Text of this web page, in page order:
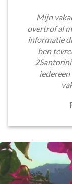
Mijn
overtrof al
informatie
ben
iedereen